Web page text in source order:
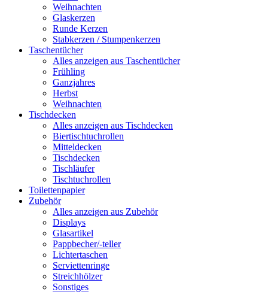
Weihnachten
Glaskerzen
Runde Kerzen
Stabkerzen / Stumpenkerzen
Taschentücher
Alles anzeigen aus Taschentücher
Frühling
Ganzjahres
Herbst
Weihnachten
Tischdecken
Alles anzeigen aus Tischdecken
Biertischtuchrollen
Mitteldecken
Tischdecken
Tischläufer
Tischtuchrollen
Toilettenpapier
Zubehör
Alles anzeigen aus Zubehör
Displays
Glasartikel
Pappbecher/-teller
Lichtertaschen
Serviettenringe
Streichhölzer
Sonstiges